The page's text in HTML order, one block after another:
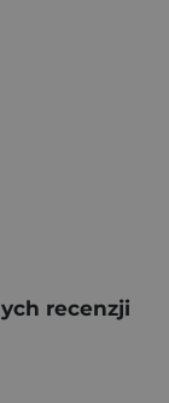
recenzji